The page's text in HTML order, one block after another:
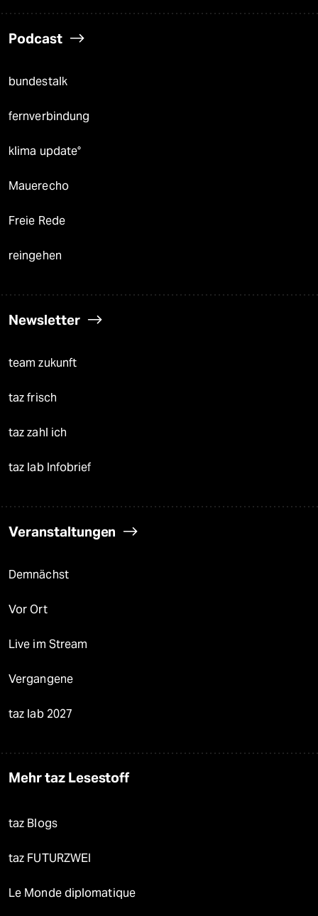
Podcast
bundestalk
fernverbindung
klima update°
Mauerecho
Freie Rede
reingehen
Newsletter
team zukunft
taz frisch
taz zahl ich
taz lab Infobrief
Veranstaltungen
Demnächst
Vor Ort
Live im Stream
Vergangene
taz lab 2027
Mehr taz Lesestoff
taz Blogs
taz FUTURZWEI
Le Monde diplomatique